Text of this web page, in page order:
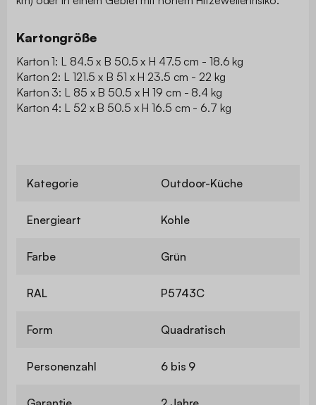
Kartongröße
Karton 1: L 84.5 x B 50.5 x H 47.5 cm - 18.6 kg
Karton 2: L 121.5 x B 51 x H 23.5 cm - 22 kg
Karton 3: L 85 x B 50.5 x H 19 cm - 8.4 kg
Karton 4: L 52 x B 50.5 x H 16.5 cm - 6.7 kg
Kategorie Outdoor-Küche
Energieart Kohle
Farbe Grün
RAL P5743C
Form Quadratisch
Personenzahl 6 bis 9